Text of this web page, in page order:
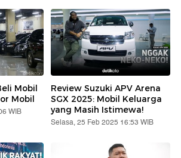
Mobil
Mobil
WIB
Review Suzuki APV Arena
SGX 2025: Mobil Keluarga
yang Masih Istimewa!
Selasa, 25 Feb 2025 16:53 WIB